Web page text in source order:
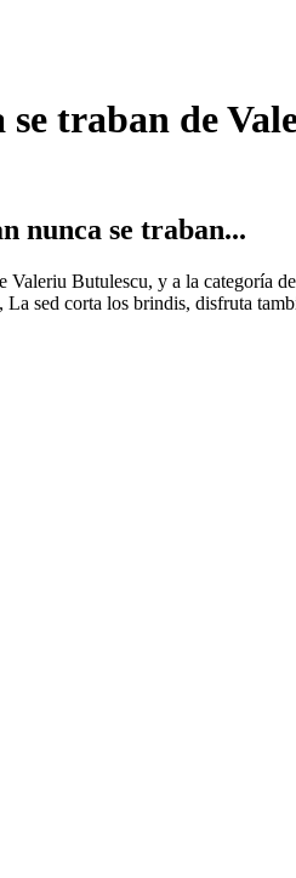
traban de
nunca se traban...
Butulescu, y a la categoría
sed corta los brindis, disfruta